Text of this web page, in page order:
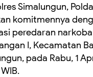
Simalungun,
komitmennya
peredaran
I, Kecamatan
pada Rabu, 1